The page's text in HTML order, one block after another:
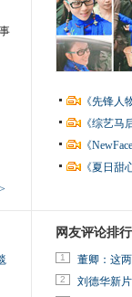
《先锋
《综艺
《
《夏日
网友评论排行
1 董卿：这
2 刘德华新